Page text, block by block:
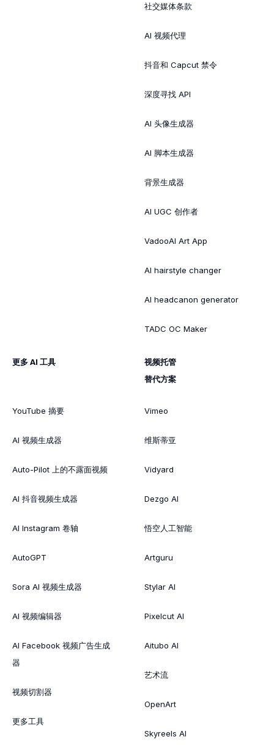
社交媒体条款
AI 视频代理
抖音和 Capcut 禁令
深度寻找 API
AI 头像生成器
AI 脚本生成器
背景生成器
AI UGC 创作者
VadooAI Art App
AI hairstyle changer
AI headcanon generator
TADC OC Maker
更多 AI 工具
YouTube 摘要
AI 视频生成器
Auto-Pilot 上的不露面视频
AI 抖音视频生成器
AI Instagram 卷轴
AutoGPT
Sora AI 视频生成器
AI 视频编辑器
AI Facebook 视频广告生成
器
视频切割器
更多工具
视频托管
替代方案
Vimeo
维斯蒂亚
Vidyard
Dezgo AI
悟空人工智能
Artguru
Stylar AI
Pixelcut AI
Aitubo AI
艺术流
OpenArt
Skyreels AI